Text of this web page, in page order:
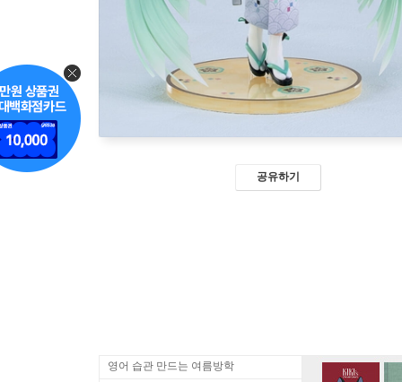
공유하기
영어 습관 만드는 여름방학